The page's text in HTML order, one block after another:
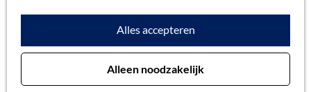
Alles accepteren
Alleen noodzakelijk
Soort object
CollectiesOverzicht
oorlogsslachtoffers